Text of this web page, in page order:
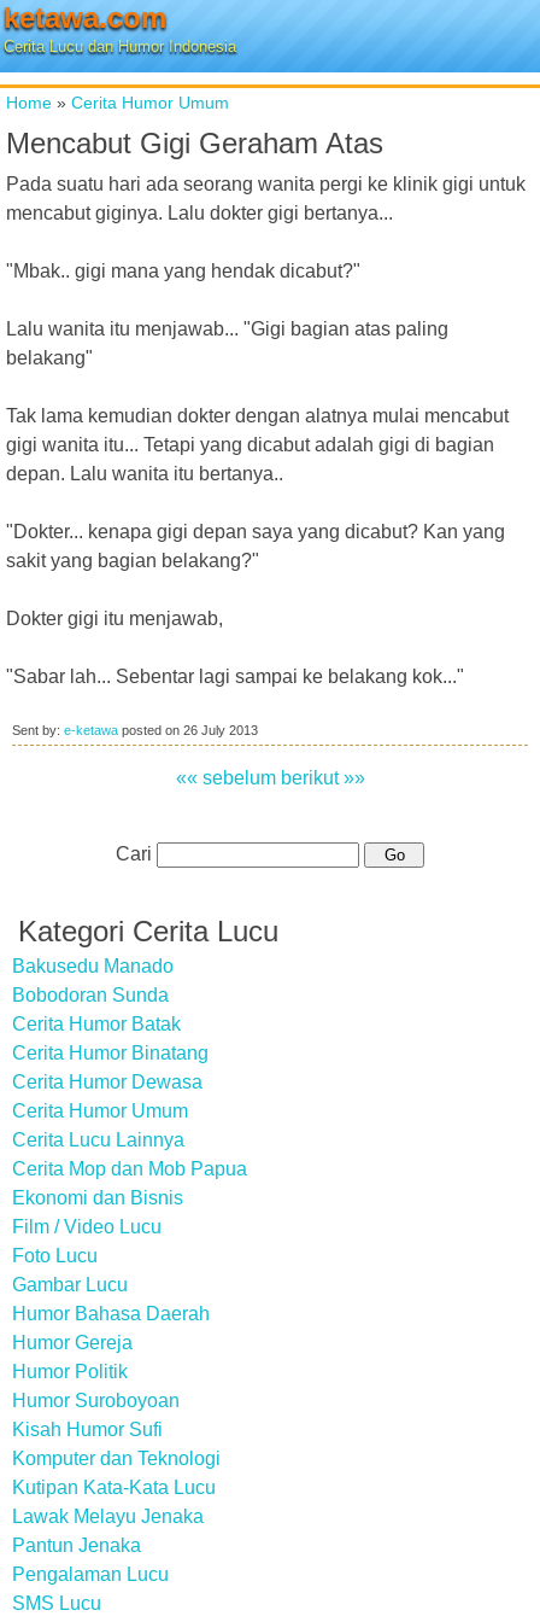
ketawa.com
Cerita Lucu dan Humor Indonesia
Home » Cerita Humor Umum
Mencabut Gigi Geraham Atas
Pada suatu hari ada seorang wanita pergi ke klinik gigi untuk
mencabut giginya. Lalu dokter gigi bertanya...
"Mbak.. gigi mana yang hendak dicabut?"
Lalu wanita itu menjawab... "Gigi bagian atas paling
belakang"
Tak lama kemudian dokter dengan alatnya mulai mencabut
gigi wanita itu... Tetapi yang dicabut adalah gigi di bagian
depan. Lalu wanita itu bertanya..
"Dokter... kenapa gigi depan saya yang dicabut? Kan yang
sakit yang bagian belakang?"
Dokter gigi itu menjawab,
"Sabar lah... Sebentar lagi sampai ke belakang kok..."
Sent by: e-ketawa posted on 26 July 2013
«« sebelum berikut »»
Cari
Kategori Cerita Lucu
Bakusedu Manado
Bobodoran Sunda
Cerita Humor Batak
Cerita Humor Binatang
Cerita Humor Dewasa
Cerita Humor Umum
Cerita Lucu Lainnya
Cerita Mop dan Mob Papua
Ekonomi dan Bisnis
Film / Video Lucu
Foto Lucu
Gambar Lucu
Humor Bahasa Daerah
Humor Gereja
Humor Politik
Humor Suroboyoan
Kisah Humor Sufi
Komputer dan Teknologi
Kutipan Kata-Kata Lucu
Lawak Melayu Jenaka
Pantun Jenaka
Pengalaman Lucu
SMS Lucu